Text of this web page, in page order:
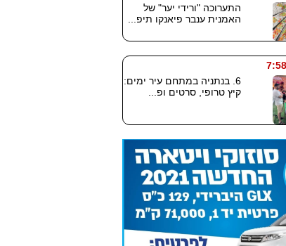
התערוכה "ורידי יער" של
האמנית ענבר פיאנקו תיפ...
6. בנתניה במתחם עיר ימים:
קיץ טרופי, סרטים ופ...